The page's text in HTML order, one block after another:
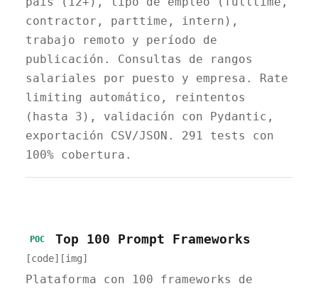
contractor, parttime, intern),
trabajo remoto y período de
publicación. Consultas de rangos
salariales por puesto y empresa. Rate
limiting automático, reintentos
(hasta 3), validación con Pydantic,
exportación CSV/JSON. 291 tests con
100% cobertura.
POC Top 100 Prompt Frameworks
[code] [img]
Plataforma con 100 frameworks de